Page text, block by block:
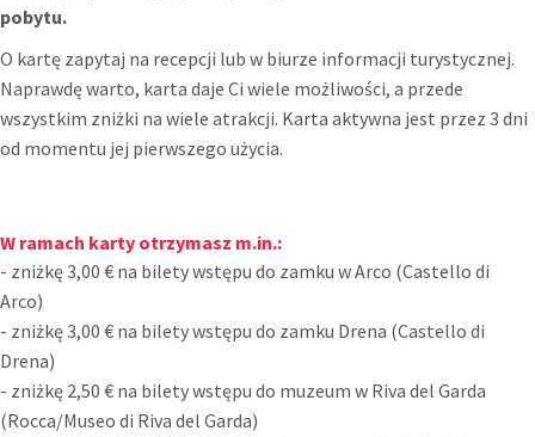
pobytu.
O kartę zapytaj na recepcji lub w biurze informacji turystycznej.
Naprawdę warto, karta daje Ci wiele możliwości, a przede
wszystkim zniżki na wiele atrakcji. Karta aktywna jest przez 3 dni
od momentu jej pierwszego użycia.
W ramach karty otrzymasz m.in.:
- zniżkę 3,00 € na bilety wstępu do zamku w Arco (Castello di
Arco)
- zniżkę 3,00 € na bilety wstępu do zamku Drena (Castello di
Drena)
- zniżkę 2,50 € na bilety wstępu do muzeum w Riva del Garda
(Rocca/Museo di Riva del Garda)